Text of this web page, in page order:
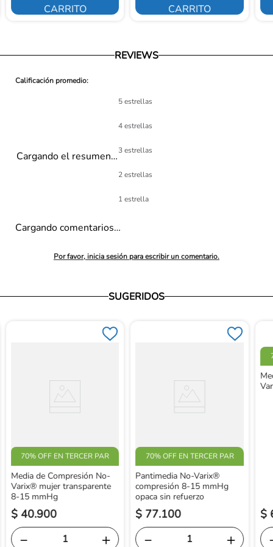
CARRITO
CARRITO
REVIEWS
Cargando el resumen…
5 estrellas
4 estrellas
3 estrellas
2 estrellas
1 estrella
Por favor, inicia sesión para escribir un comentario.
Cargando comentarios…
SUGERIDOS
70% OFF EN TERCER PAR
Media de Compresión No-
Varix® mujer transparente
8-15 mmHg
$ 40.900
＋
－
70% OFF EN TERCER PAR
Pantimedia No-Varix®
compresión 8-15 mmHg
opaca sin refuerzo
$ 77.100
＋
－
$